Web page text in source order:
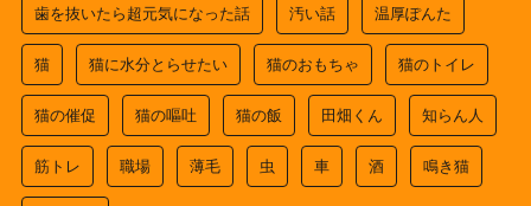
歯を抜いたら超元気になった話 汚い話 温厚ぽんた
猫 猫に水分とらせたい 猫のおもちゃ 猫のトイレ
猫の催促 猫の嘔吐 猫の飯 田畑くん 知らん人
筋トレ 職場 薄毛 虫 車 酒 鳴き猫